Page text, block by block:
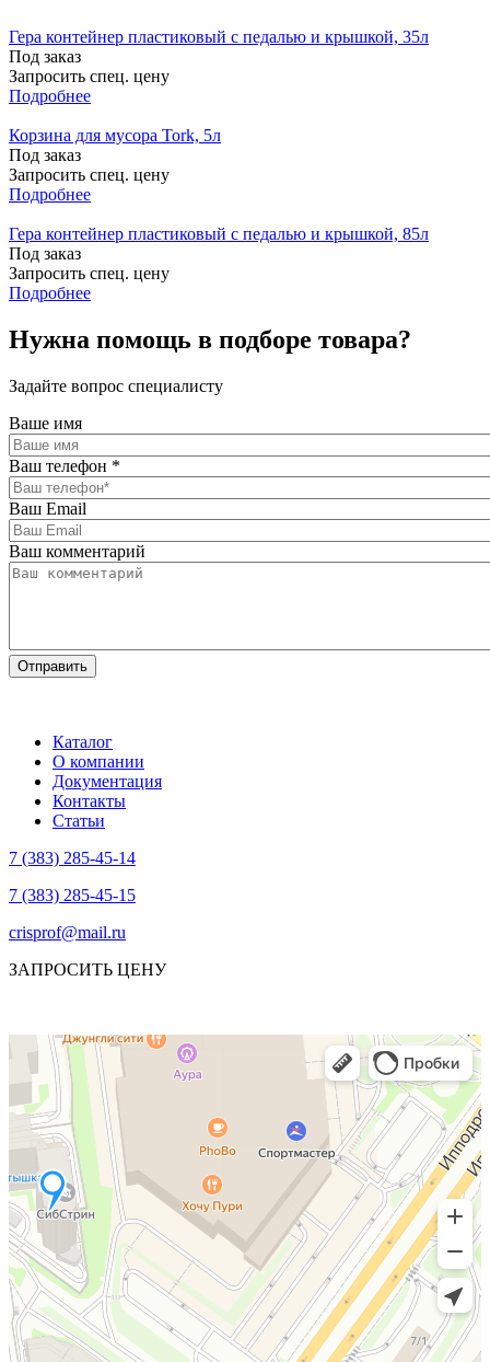
Гера контейнер пластиковый с педалью и крышкой, 35л
Под заказ
Запросить спец. цену
Подробнее
Корзина для мусора Tork, 5л
Под заказ
Запросить спец. цену
Подробнее
Гера контейнер пластиковый с педалью и крышкой, 85л
Под заказ
Запросить спец. цену
Подробнее
Нужна помощь в подборе товара?
Задайте вопрос специалисту
Ваше имя
Ваш телефон *
Ваш Email
Ваш комментарий
Каталог
О компании
Документация
Контакты
Статьи
7 (383) 285-45-14
7 (383) 285-45-15
crisprof@mail.ru
ЗАПРОСИТЬ ЦЕНУ